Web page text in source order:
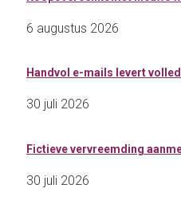
6 augustus 2026
Handvol e-mails levert
30 juli 2026
Fictieve vervreemding
30 juli 2026